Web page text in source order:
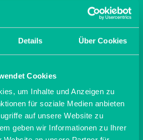
Details Über Cookies
Cookies
um Inhalte und Anzeigen zu
für soziale Medien anbieten
auf unsere Website zu
geben wir Informationen zu Ihrer
zum Kochen bringen und einen
Eiswasser bereitstellen. Den
2 Minuten in das kochende Wasser
Schöpflöffel herausnehmen
geben. So wird der Garprozess
das Gemüse behält seine